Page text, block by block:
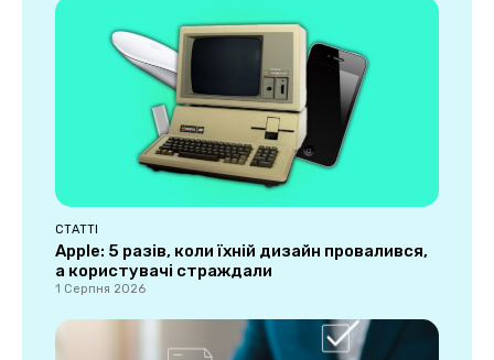
СТАТТІ
Apple: 5 разів, коли їхній дизайн провалився,
а користувачі страждали
1 Серпня 2026